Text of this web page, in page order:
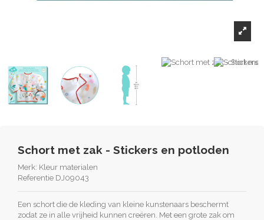
Schort met zak - Stickers en potloden
Merk: Kleur materialen
Referentie DJ09043
Een schort die de kleding van kleine kunstenaars beschermt
zodat ze in alle vrijheid kunnen creëren. Met een grote zak om